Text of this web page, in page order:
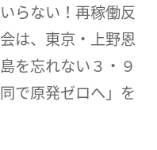
らない！再稼働反
は、東京・上野恩
を忘れない３・９
で原発ゼロへ」を